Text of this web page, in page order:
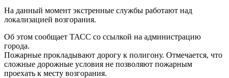
На данный момент экстренные службы работают над
локализацией возгорания.
Об этом сообщает ТАСС со ссылкой на администрацию
города.
Пожарные прокладывают дорогу к полигону. Отмечается, что
сложные дорожные условия не позволяют пожарным
проехать к месту возгорания.